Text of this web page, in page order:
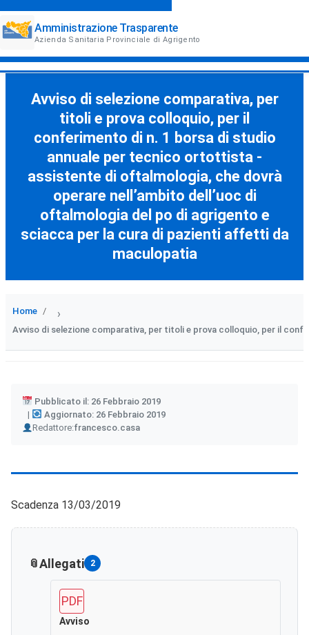
Amministrazione Trasparente
Azienda Sanitaria Provinciale di Agrigento
Avviso di selezione comparativa, per
titoli e prova colloquio, per il
conferimento di n. 1 borsa di studio
annuale per tecnico ortottista -
assistente di oftalmologia, che dovrà
operare nell’ambito dell’uoc di
oftalmologia del po di agrigento e
sciacca per la cura di pazienti affetti da
maculopatia
Home ›
Avviso di selezione comparativa, per titoli e prova colloquio, per il
Pubblicato il: 26 Febbraio 2019
Aggiornato: 26 Febbraio 2019
Redattore:
Author francesco.casa
Scadenza 13/03/2019
Allegati 2
PDF
Avviso